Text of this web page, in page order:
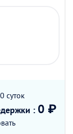
суток
: 0 ₽